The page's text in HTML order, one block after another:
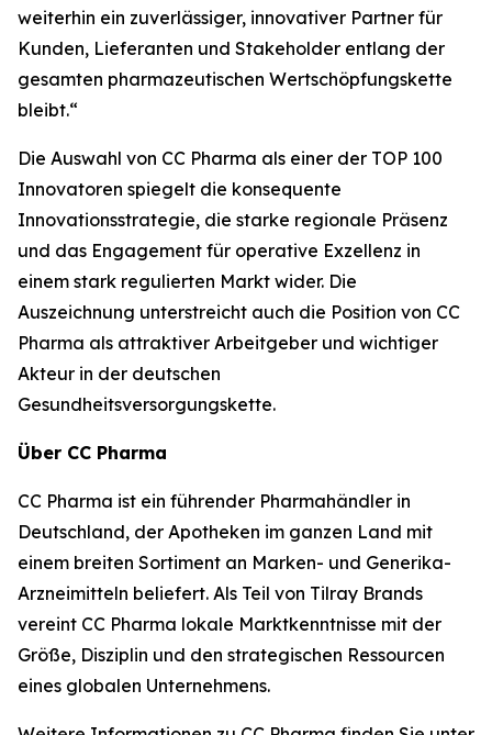
weiterhin ein zuverlässiger, innovativer Partner für
Kunden, Lieferanten und Stakeholder entlang der
gesamten pharmazeutischen Wertschöpfungskette
bleibt.“
Die Auswahl von CC Pharma als einer der TOP 100
Innovatoren spiegelt die konsequente
Innovationsstrategie, die starke regionale Präsenz
und das Engagement für operative Exzellenz in
einem stark regulierten Markt wider. Die
Auszeichnung unterstreicht auch die Position von CC
Pharma als attraktiver Arbeitgeber und wichtiger
Akteur in der deutschen
Gesundheitsversorgungskette.
Über CC Pharma
CC Pharma ist ein führender Pharmahändler in
Deutschland, der Apotheken im ganzen Land mit
einem breiten Sortiment an Marken- und Generika-
Arzneimitteln beliefert. Als Teil von Tilray Brands
vereint CC Pharma lokale Marktkenntnisse mit der
Größe, Disziplin und den strategischen Ressourcen
eines globalen Unternehmens.